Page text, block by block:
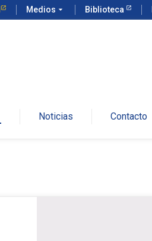
Medios arrow_drop_down Biblioteca
Noticias Contacto